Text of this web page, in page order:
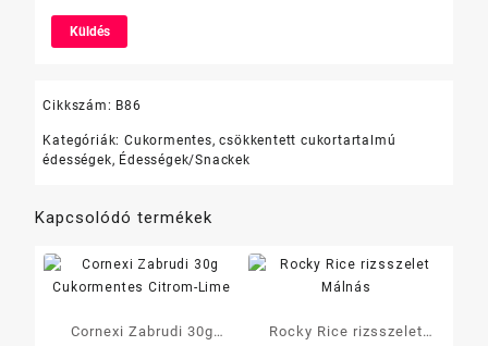
Cikkszám: B86
Kategóriák:Cukormentes, csökkentett cukortartalmú
édességek, Édességek/Snackek
Kapcsolódó termékek
Cornexi Zabrudi 30g
Rocky Rice rizsszelet